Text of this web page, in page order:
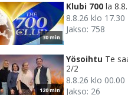
30 min
Klubi 700 la 8.8.
8.8.26 klo 17.30
Jakso: 758
120 min
Yösoihtu Te
2/2
8.8.26 klo 00.00
Jakso: 26